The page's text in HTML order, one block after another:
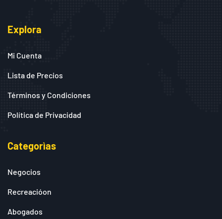
Explora
Mi Cuenta
Lista de Precios
Términos y Condiciones
Política de Privacidad
Categorìas
Negocios
Recreacióon
Abogados